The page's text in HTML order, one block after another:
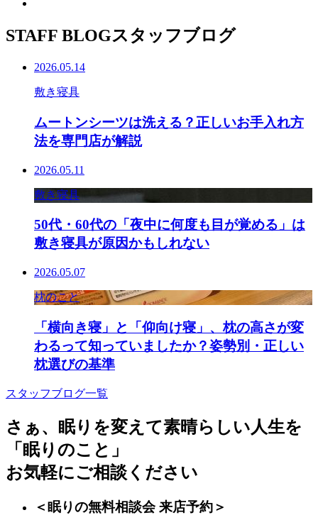
STAFF BLOGスタッフブログ
2026.05.14
敷き寝具
ムートンシーツは洗える？正しいお手入れ方
法を専門店が解説
2026.05.11
敷き寝具
50代・60代の「夜中に何度も目が覚める」は
敷き寝具が原因かもしれない
2026.05.07
枕のこと
「横向き寝」と「仰向け寝」、枕の高さが変
わるって知っていましたか？姿勢別・正しい
枕選びの基準
スタッフブログ一覧
さぁ、眠りを変えて素晴らしい人生を
「眠りのこと」
お気軽にご相談ください
＜眠りの無料相談会 来店予約＞